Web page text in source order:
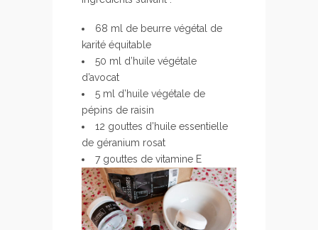
68 ml de beurre végétal de
karité équitable
50 ml d’huile végétale
d’avocat
5 ml d’huile végétale de
pépins de raisin
12 gouttes d’huile essentielle
de géranium rosat
7 gouttes de vitamine E